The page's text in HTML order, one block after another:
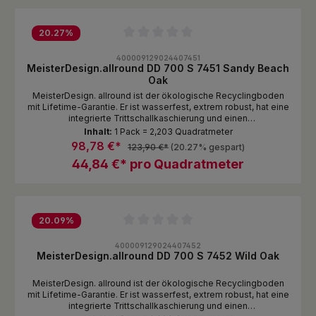
Bestandteile mit PostConsumer-Recycling im Polymeranteil
20.27%
400009129024407451
MeisterDesign.allround DD 700 S 7451 Sandy Beach
Oak
MeisterDesign. allround ist der ökologische Recyclingboden
mit Lifetime-Garantie. Er ist wasserfest, extrem robust, hat eine
integrierte Trittschallkaschierung und einen
renovierungsfreundlichen Aufbau von lediglich 5,5 mm und ist
damit ein echtes Rundum-Talent. Und der absolute
Nachhaltigkeits-Champion: In der innovativen Spezialplatte
stecken neben mineralischen Bestandteilen mehr als zwei
Drittel Recycling-Kunststoff. Produktaufbau Mehrschichtige P-
Bestandteile mit PostConsumer-Recycling im Polymeranteil
44,84 €* pro Quadratmeter
98,78 €* 123,90 €* (20.27% gespart)
Inhalt: 1 Pack = 2,203 Quadratmeter
20.09%
400009129024407452
MeisterDesign.allround DD 700 S 7452 Wild Oak
MeisterDesign. allround ist der ökologische Recyclingboden
mit Lifetime-Garantie. Er ist wasserfest, extrem robust, hat eine
integrierte Trittschallkaschierung und einen